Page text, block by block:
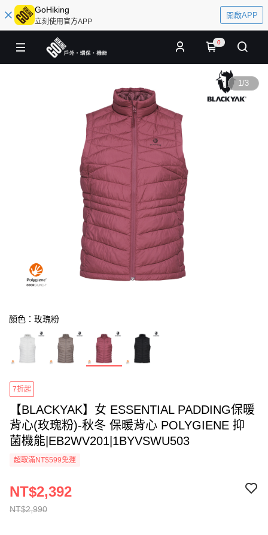
GoHiking
立刻使用官方APP
開啟APP
0
1/3
顏色：玫瑰粉
7折起
【BLACKYAK】女 ESSENTIAL PADDING保暖
背心(玫瑰粉)-秋冬 保暖背心 POLYGIENE 抑
菌機能|EB2WV201|1BYVSWU503
超取滿NT$599免運
NT$2,990
NT$2,392